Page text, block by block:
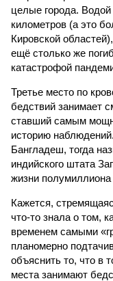
целые города.
километров (а это
Кировской
ещё столько же
катастрофой
Третье место по
бедствий занимает
ставший самым
историю
Бангладеш, тогда
индийского штата
жизни полумиллиона
Кажется,
что-то знала о том,
временем самыми
планомерно
объяснить то, что в
места занимают